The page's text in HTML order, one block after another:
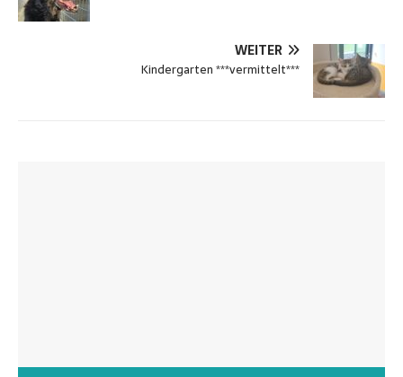
WEITER
Kindergarten ***vermittelt***